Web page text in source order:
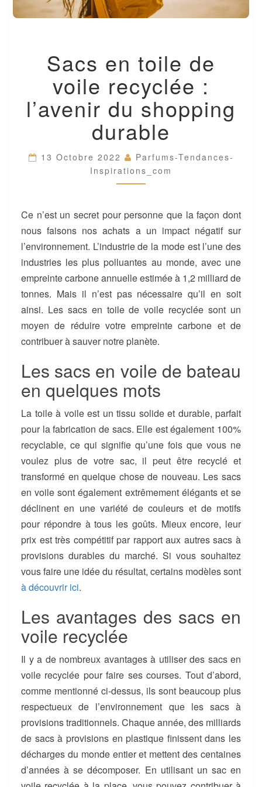
EN
TOILE
VOILE
RECYCLÉE
:
L’AVENIR
DU
DURABLE
Sacs en toile de
voile recyclée :
l’avenir du shopping
durable
13 Octobre 2022
Parfums-Tendances-
Inspirations_com
Ce n’est un secret pour personne que la façon dont
nous faisons nos achats a un impact négatif sur
l’environnement. L’industrie de la mode est l’une des
industries les plus polluantes au monde, avec une
empreinte carbone annuelle estimée à 1,2 milliard de
tonnes. Mais il n’est pas nécessaire qu’il en soit
ainsi. Les sacs en toile de voile recyclée sont un
moyen de réduire votre empreinte carbone et de
contribuer à sauver notre planète.
Les sacs en voile de bateau
en quelques mots
La toile à voile est un tissu solide et durable, parfait
pour la fabrication de sacs. Elle est également 100%
recyclable, ce qui signifie qu’une fois que vous ne
voulez plus de votre sac, il peut être recyclé et
transformé en quelque chose de nouveau. Les sacs
en voile sont également extrêmement élégants et se
déclinent en une variété de couleurs et de motifs
pour répondre à tous les goûts. Mieux encore, leur
prix est très compétitif par rapport aux autres sacs à
provisions durables du marché. Si vous souhaitez
vous faire une idée du résultat, certains modèles sont
à découvrir ici.
Les avantages des sacs en
voile recyclée
Il y a de nombreux avantages à utiliser des sacs en
voile recyclée pour faire ses courses. Tout d’abord,
comme mentionné ci-dessus, ils sont beaucoup plus
respectueux de l’environnement que les sacs à
provisions traditionnels. Chaque année, des milliards
de sacs à provisions en plastique finissent dans les
décharges du monde entier et mettent des centaines
d’années à se décomposer. En utilisant un sac en